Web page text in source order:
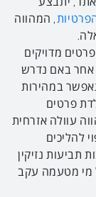
, המהווה
מדויקים
ג' אחר באם נדרש
במהירות
פרטים
עוולה אזרחית
להליכים
תביעות נזיקין
מי מטעמה עקב